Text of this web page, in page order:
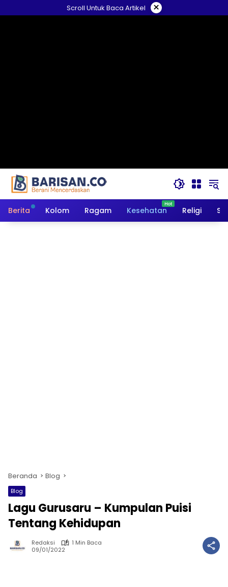
ke
Scroll Untuk Baca Artikel ×
Berita Kolom Ragam Kesehatan Religi
Beranda Blog
Blog
Lagu Gurusaru – Kumpulan Puisi
Tentang Kehidupan
Redaksi
1 Min Baca
09/01/2022